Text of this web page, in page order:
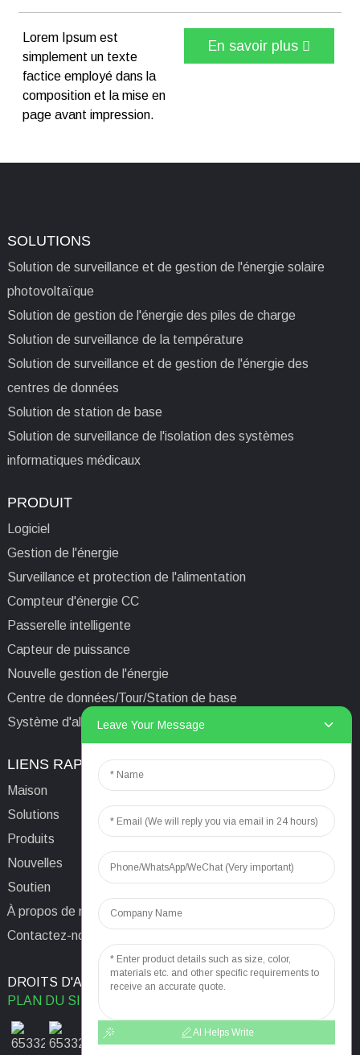
Lorem Ipsum est
simplement un texte
factice employé dans la
composition et la mise en
page avant impression.
En savoir plus
SOLUTIONS
Solution de surveillance et de gestion de l'énergie solaire
photovoltaïque
Solution de gestion de l'énergie des piles de charge
Solution de surveillance de la température
Solution de surveillance et de gestion de l'énergie des
centres de données
Solution de station de base
Solution de surveillance de l'isolation des systèmes
informatiques médicaux
PRODUIT
Logiciel
Gestion de l'énergie
Surveillance et protection de l'alimentation
Compteur d'énergie CC
Passerelle intelligente
Capteur de puissance
Nouvelle gestion de l'énergie
Centre de données/Tour/Station de base
Système d'alimentation isolé informatique médical
LIENS RAPIDES
Maison
Solutions
Produits
Nouvelles
Soutien
À propos de nous
Contactez-nous
CONTACTEZ-NOUS
Tél.+86 13641976142
Adresse : No. 253 Yulv
Road, Jiading Area,
Shanghai, Chine, 201801
DROITS D'AUTEUR © 2024RECHERCHE PRINCIPALE
PLAN DU SITE
Leave Your Message
AI Helps Write